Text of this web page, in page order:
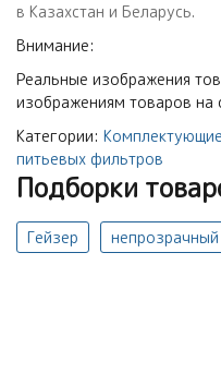
в Казахстан и Беларусь.
Внимание:
Реальные изображения
изображениям товаров на
Категории:
питьевых фильтров
Подборки
Гейзер непрозрачный